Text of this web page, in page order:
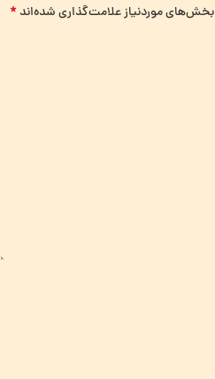
بخش‌های موردنیاز علامت‌گذاری شده‌اند*